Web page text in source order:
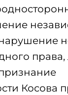
права,
Косова